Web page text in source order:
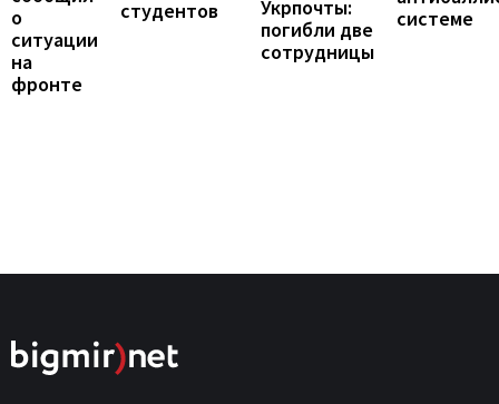
о
ситуации
на
фронте
студентов
Укрпочты:
погибли две
сотрудницы
системе